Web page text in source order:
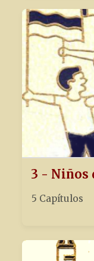
3 - Niños
5 Capítulos